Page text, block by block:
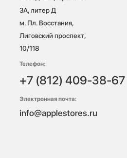
3А, литер Д
м. Пл. Восстания,
Лиговский проспект,
10/118
Телефон:
+7 (812) 409-38-67
Электронная почта:
info@applestores.ru